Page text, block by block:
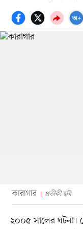
কারাগার প্রতীকী ছবি
২০০৫ সালের ঘটনা।